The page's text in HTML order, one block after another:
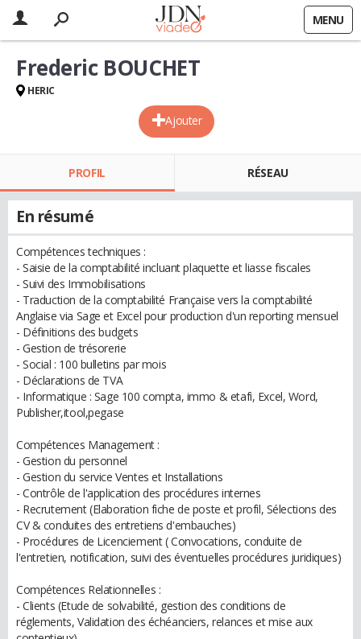
MENU
Ajouter
Frederic BOUCHET
HERIC
PROFIL RÉSEAU
En résumé
Compétences techniques :
- Saisie de la comptabilité incluant plaquette et liasse fiscales
- Suivi des Immobilisations
- Traduction de la comptabilité Française vers la comptabilité
Anglaise via Sage et Excel pour production d'un reporting mensuel
- Définitions des budgets
- Gestion de trésorerie
- Social : 100 bulletins par mois
- Déclarations de TVA
- Informatique : Sage 100 compta, immo & etafi, Excel, Word,
Publisher,itool,pegase
Compétences Management :
- Gestion du personnel
- Gestion du service Ventes et Installations
- Contrôle de l'application des procédures internes
- Recrutement (Elaboration fiche de poste et profil, Sélections des
CV & conduites des entretiens d'embauches)
- Procédures de Licenciement ( Convocations, conduite de
l'entretien, notification, suivi des éventuelles procédures juridiques)
Compétences Relationnelles :
- Clients (Etude de solvabilité, gestion des conditions de
réglements, Validation des échéanciers, relances et mise aux